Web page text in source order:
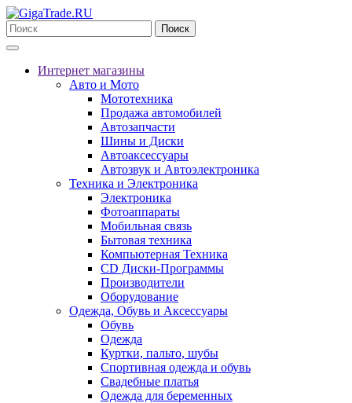
Поиск
Интернет магазины
Авто и Мото
Мототехника
Продажа автомобилей
Автозапчасти
Шины и Диски
Автоаксессуары
Автозвук и Автоэлектроника
Техника и Электроника
Электроника
Фотоаппараты
Мобильная связь
Бытовая техника
Компьютерная Техника
CD Диски-Программы
Производители
Оборудование
Одежда, Обувь и Аксессуары
Обувь
Одежда
Куртки, пальто, шубы
Спортивная одежда и обувь
Свадебные платья
Одежда для беременных